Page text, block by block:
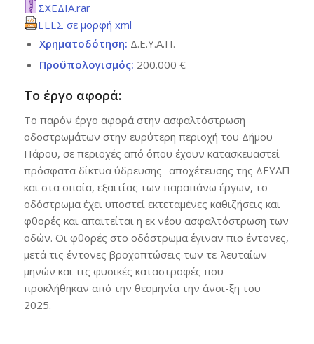
ΣΧΕΔΙΑ.rar
ΕΕΕΣ σε μορφή xml
Χρηματοδότηση: Δ.Ε.Υ.Α.Π.
Προϋπολογισμός: 200.000 €
Το έργο αφορά:
Το παρόν έργο αφορά στην ασφαλτόστρωση
οδοστρωμάτων στην ευρύτερη περιοχή του Δήμου
Πάρου, σε περιοχές από όπου έχουν κατασκευαστεί
πρόσφατα δίκτυα ύδρευσης -αποχέτευσης της ΔΕΥΑΠ
και στα οποία, εξαιτίας των παραπάνω έργων, το
οδόστρωμα έχει υποστεί εκτεταμένες καθιζήσεις και
φθορές και απαιτείται η εκ νέου ασφαλτόστρωση των
οδών. Οι φθορές στο οδόστρωμα έγιναν πιο έντονες,
μετά τις έντονες βροχοπτώσεις των τε-λευταίων
μηνών και τις φυσικές καταστροφές που
προκλήθηκαν από την θεομηνία την άνοι-ξη του
2025.